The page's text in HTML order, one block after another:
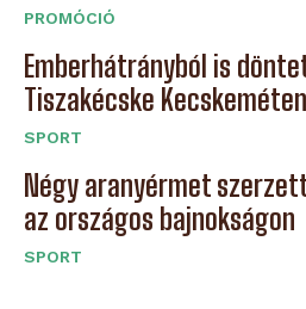
PROMÓCIÓ
Emberhátrányból is
Tiszakécske Kecskeméten
SPORT
Négy aranyérmet
az országos bajnokságon
SPORT